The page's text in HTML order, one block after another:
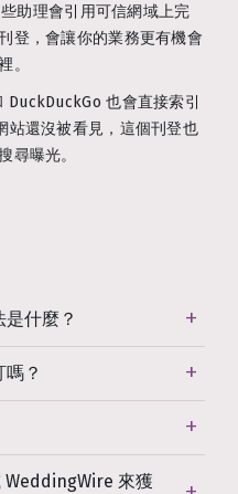
助理會引用可信網域上完
登，會讓你的業務更有機會
。
也會直接索引
還沒被看見，這個刊登也
尋曝光。
什麼？
？
來獲